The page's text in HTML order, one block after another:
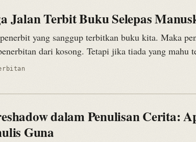
Jalan Terbit Buku Selepas
yang sanggup terbitkan buku kita. Maka
dari kosong. Tetapi jika tiada yang mahu
dalam Penulisan Cerita:
Guna